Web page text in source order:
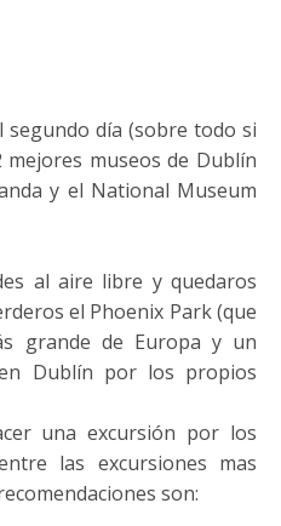
segundo día (sobre todo si
museos de Dublín
y el National Museum
al aire libre y quedaros
el Phoenix Park (que
grande de Europa y un
Dublín por los propios
una excursión por los
las excursiones mas
son: